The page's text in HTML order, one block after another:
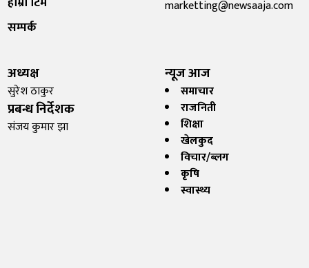
सम्पर्क
marketting@newsaaja.com
अध्यक्ष
सुरेश ठाकुर
प्रबन्ध निर्देशक
संजय कुमार झा
न्यूज आज
समाचार
राजनिती
शिक्षा
खेलकुद
विचार/ब्लग
कृषि
स्वास्थ्य